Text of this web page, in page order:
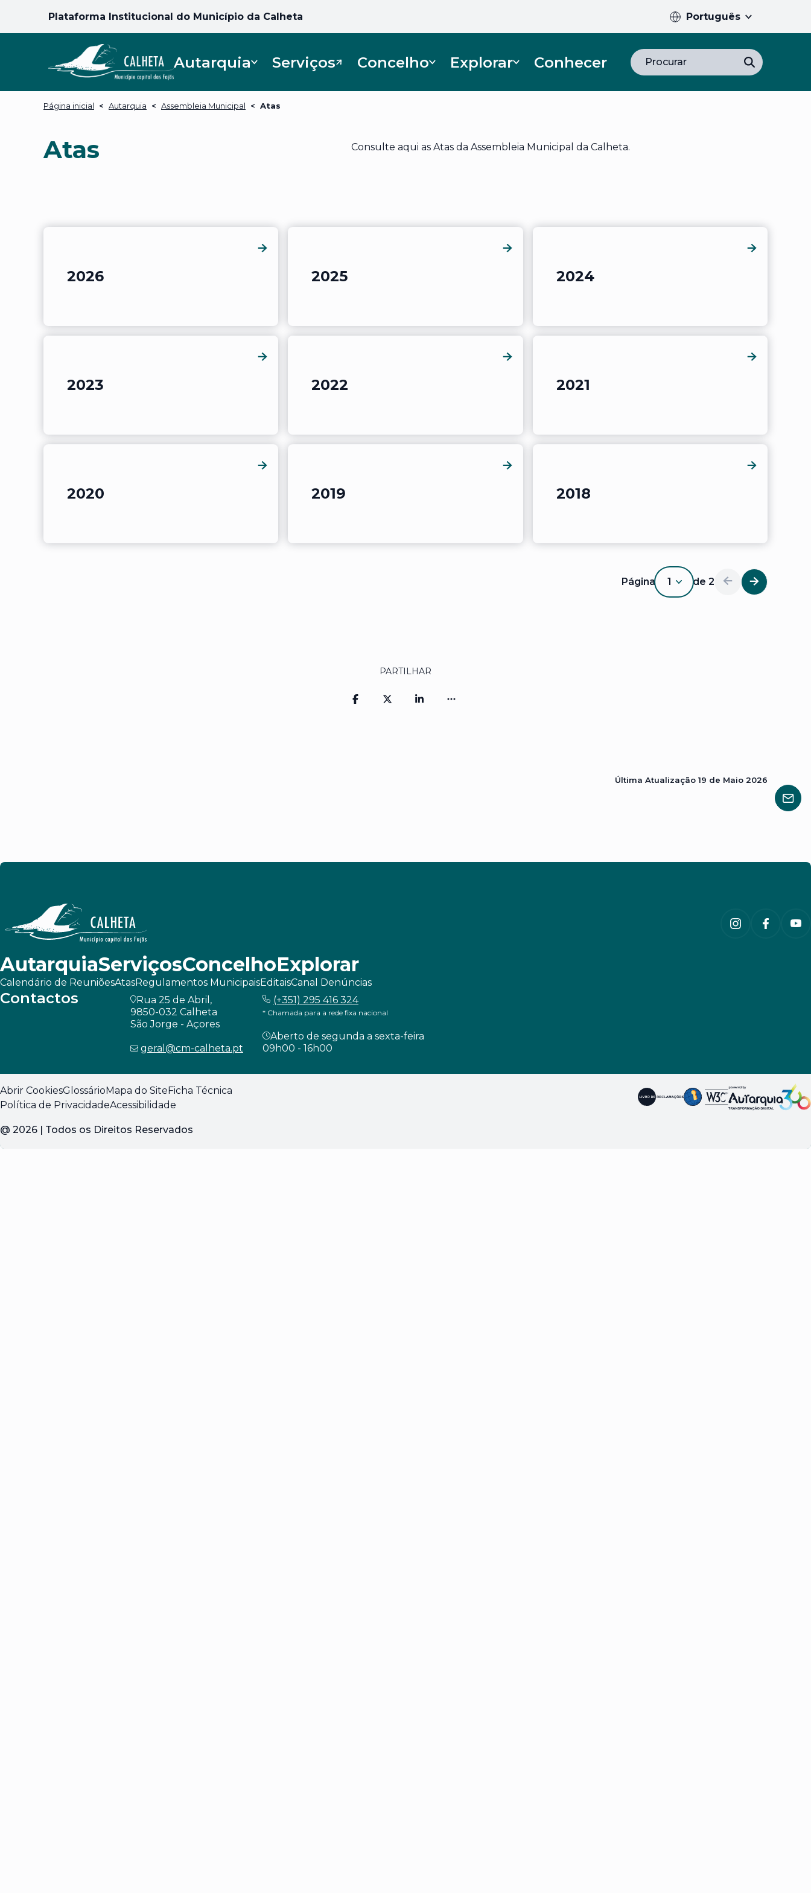
Plataforma Institucional do Município da Calheta Português
Autarquia Serviços
Abre num novo separador
Concelho Explorar Conhecer Procurar
Página inicial < Autarquia < Assembleia Municipal < Atas
Atas Consulte aqui as Atas da Assembleia Municipal da Calheta.
2026 2025 2024
2023 2022 2021
2020 2019 2018
Página 1 de 2
PARTILHAR
Última Atualização 19 de Maio 2026
AutarquiaServiçosConcelhoExplorar
Calendário de ReuniõesAtasRegulamentos MunicipaisEditaisCanal Denúncias
Contactos
Rua 25 de Abril,
9850-032 Calheta
São Jorge - Açores
geral@cm-calheta.pt
(+351) 295 416 324
* Chamada para a rede fixa nacional
Aberto de segunda a sexta-feira
09h00 - 16h00
Abrir CookiesGlossárioMapa do SiteFicha Técnica
Política de PrivacidadeAcessibilidade
@ 2026 | Todos os Direitos Reservados